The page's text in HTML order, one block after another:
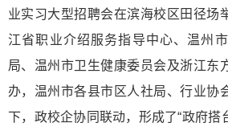
业实习大型招聘会在滨海校区田径场
江省职业介绍服务指导中心、温州
局、温州市卫生健康委员会及浙江东
办，温州市各县市区人社局、行业协
下，政校企协同联动，形成了“政府搭